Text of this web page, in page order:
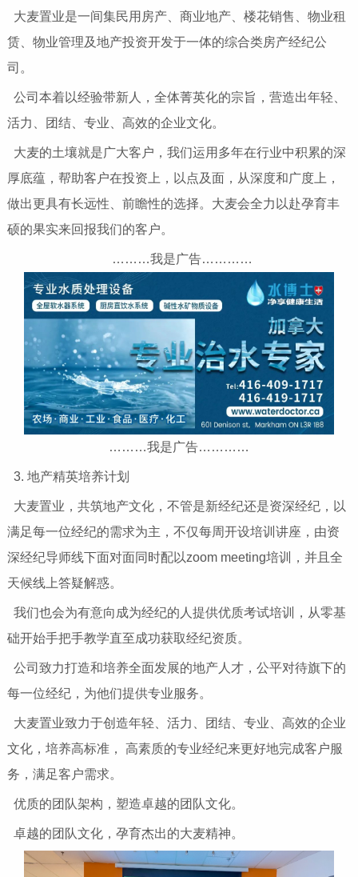
大麦置业是一间集民用房产、商业地产、楼花销售、物业租
赁、物业管理及地产投资开发于一体的综合类房产经纪公
司。
公司本着以经验带新人，全体菁英化的宗旨，营造出年轻、
活力、团结、专业、高效的企业文化。
大麦的土壤就是广大客户，我们运用多年在行业中积累的深
厚底蕴，帮助客户在投资上，以点及面，从深度和广度上，
做出更具有长远性、前瞻性的选择。大麦会全力以赴孕育丰
硕的果实来回报我们的客户。
………我是广告…………
………我是广告…………
3. 地产精英培养计划
大麦置业，共筑地产文化，不管是新经纪还是资深经纪，以
满足每一位经纪的需求为主，不仅每周开设培训讲座，由资
深经纪导师线下面对面同时配以zoom meeting培训，并且全
天候线上答疑解惑。
我们也会为有意向成为经纪的人提供优质考试培训，从零基
础开始手把手教学直至成功获取经纪资质。
公司致力打造和培养全面发展的地产人才，公平对待旗下的
每一位经纪，为他们提供专业服务。
大麦置业致力于创造年轻、活力、团结、专业、高效的企业
文化，培养高标准， 高素质的专业经纪来更好地完成客户服
务，满足客户需求。
优质的团队架构，塑造卓越的团队文化。
卓越的团队文化，孕育杰出的大麦精神。